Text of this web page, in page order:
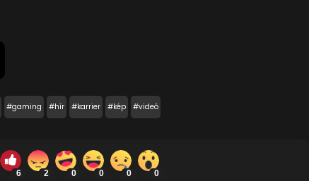
#gaming #hír #karrier #kép #videó
6 2 0 0 0 0